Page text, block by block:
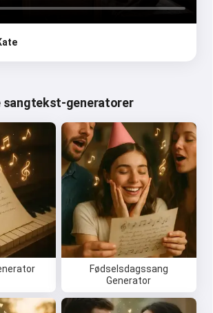
sangtekst-generatorer
Fødselsdagssang
Generator